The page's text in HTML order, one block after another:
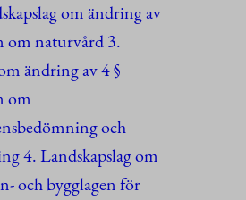
om ändring av
om naturvård 3.
ändring av 4 §
om
och
4. Landskapslag om
och bygglagen för